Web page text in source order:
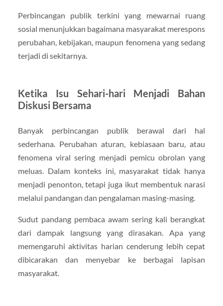
Perbincangan publik terkini yang mewarnai ruang
sosial menunjukkan bagaimana masyarakat merespons
perubahan, kebijakan, maupun fenomena yang sedang
terjadi di sekitarnya.
Ketika Isu Sehari-hari Menjadi Bahan
Diskusi Bersama
Banyak perbincangan publik berawal dari hal
sederhana. Perubahan aturan, kebiasaan baru, atau
fenomena viral sering menjadi pemicu obrolan yang
meluas. Dalam konteks ini, masyarakat tidak hanya
menjadi penonton, tetapi juga ikut membentuk narasi
melalui pandangan dan pengalaman masing-masing.
Sudut pandang pembaca awam sering kali berangkat
dari dampak langsung yang dirasakan. Apa yang
memengaruhi aktivitas harian cenderung lebih cepat
dibicarakan dan menyebar ke berbagai lapisan
masyarakat.